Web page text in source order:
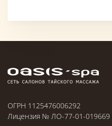
ОГРН 1125476006292
Лицензия № ЛО-77-01-019669